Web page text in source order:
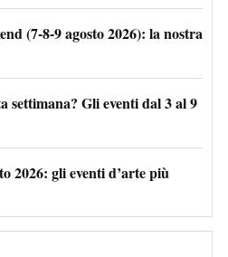
(7-8-9 agosto 2026): la nostra
settimana? Gli eventi dal 3 al 9
2026: gli eventi d’arte più